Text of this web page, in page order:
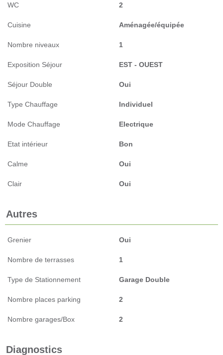
WC 2
Cuisine Aménagée/équipée
Nombre niveaux 1
Exposition Séjour EST - OUEST
Séjour Double Oui
Type Chauffage Individuel
Mode Chauffage Electrique
Etat intérieur Bon
Calme Oui
Clair Oui
Autres
Grenier Oui
Nombre de terrasses 1
Type de Stationnement Garage Double
Nombre places parking 2
Nombre garages/Box 2
Diagnostics